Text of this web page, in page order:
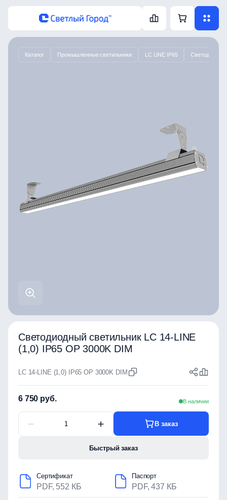
Каталог Промышленные светильники LC LINE IP65
Светодиодный светильник LC 14-LINE
(1,0) IP65 OP 3000K DIM
LC 14-LINE (1,0) IP65 OP 3000K DIM
6 750 руб. В наличии
В заказ
Быстрый заказ
Сертификат
PDF, 552 КБ
Паспорт
PDF, 437 КБ